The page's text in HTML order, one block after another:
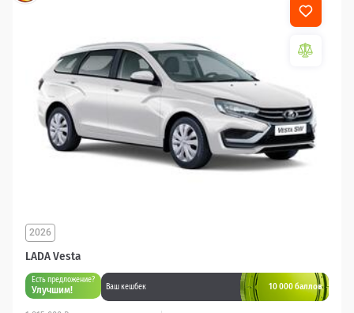
LADA Vesta
2026
Есть предложение?
Улучшим! Ваш кешбек 10 000 баллов